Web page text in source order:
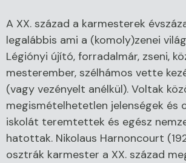
A XX. század a karmesterek
legalábbis ami a (komoly)zenei
Légiónyi újító, forradalmár, zseni,
mesterember, szélhámos vette
(vagy vezényelt anélkül). Voltak
megismételhetetlen jelenségek és
iskolát teremtettek és egész
hatottak. Nikolaus Harnoncourt
osztrák karmester a XX. század